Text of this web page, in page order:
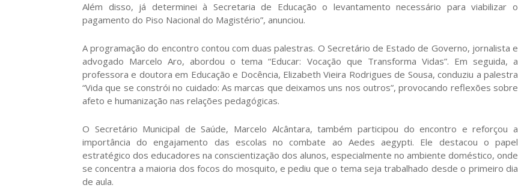
Além disso, já determinei à Secretaria de Educação o levantamento necessário para viabilizar o
pagamento do Piso Nacional do Magistério”, anunciou.
A programação do encontro contou com duas palestras. O Secretário de Estado de Governo, jornalista e
advogado Marcelo Aro, abordou o tema “Educar: Vocação que Transforma Vidas”. Em seguida, a
professora e doutora em Educação e Docência, Elizabeth Vieira Rodrigues de Sousa, conduziu a palestra
“Vida que se constrói no cuidado: As marcas que deixamos uns nos outros”, provocando reflexões sobre
afeto e humanização nas relações pedagógicas.
O Secretário Municipal de Saúde, Marcelo Alcântara, também participou do encontro e reforçou a
importância do engajamento das escolas no combate ao Aedes aegypti. Ele destacou o papel
estratégico dos educadores na conscientização dos alunos, especialmente no ambiente doméstico, onde
se concentra a maioria dos focos do mosquito, e pediu que o tema seja trabalhado desde o primeiro dia
de aula.